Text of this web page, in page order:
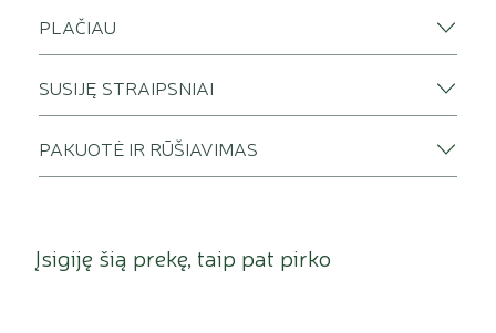
PLAČIAU
SUSIJĘ STRAIPSNIAI
PAKUOTĖ IR RŪŠIAVIMAS
Įsigiję šią prekę, taip pat pirko